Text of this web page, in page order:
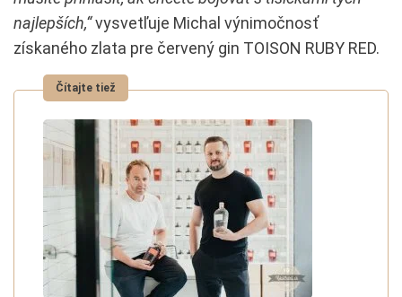
najlepších,“vysvetľuje Michal výnimočnosť
získaného zlata pre červený gin TOISON RUBY RED.